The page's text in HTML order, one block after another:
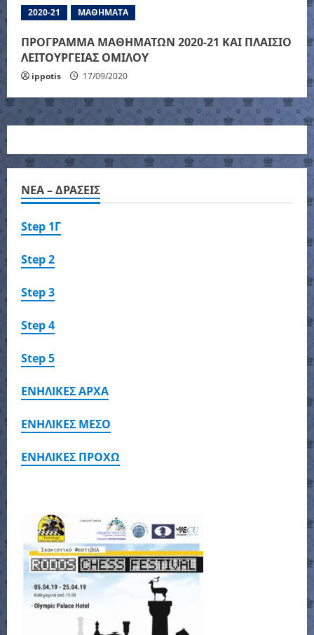
2020-21 ΜΑΘΗΜΑΤΑ
ΠΡΟΓΡΑΜΜΑ ΜΑΘΗΜΑΤΩΝ 2020-21 ΚΑΙ ΠΛΑΙΣΙΟ
ΛΕΙΤΟΥΡΓΕΙΑΣ ΟΜΙΛΟΥ
ippotis 17/09/2020
NEA – ΔΡΑΣΕΙΣ
Step 1Γ
Step 2
Step 3
Step 4
Step 5
ΕΝΗΛΙΚΕΣ ΑΡΧΑ
ΕΝΗΛΙΚΕΣ ΜΕΣΟ
ΕΝΗΛΙΚΕΣ ΠΡΟΧΩ